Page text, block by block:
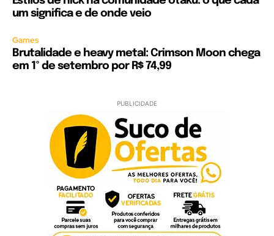
um significa e de onde veio
Games
Brutalidade e heavy metal: Crimson Moon chega
em 1º de setembro por R$ 74,99
PUBLICIDADE